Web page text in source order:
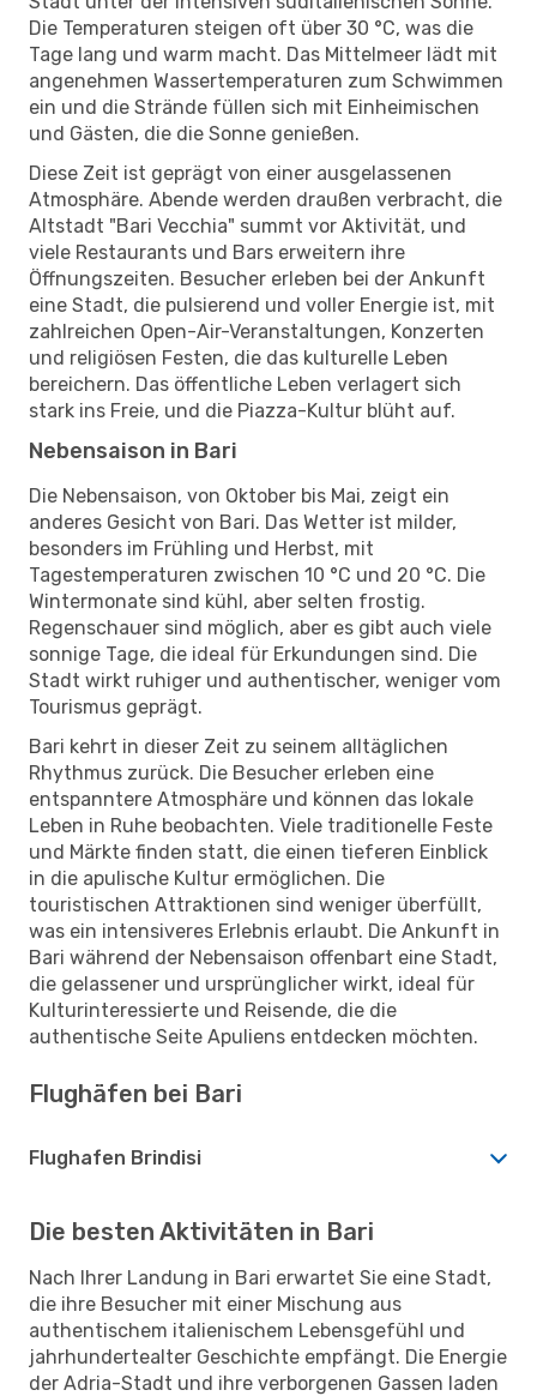
Die Temperaturen steigen oft über 30 °C, was die
Tage lang und warm macht. Das Mittelmeer lädt mit
angenehmen Wassertemperaturen zum Schwimmen
ein und die Strände füllen sich mit Einheimischen
und Gästen, die die Sonne genießen.
Diese Zeit ist geprägt von einer ausgelassenen
Atmosphäre. Abende werden draußen verbracht, die
Altstadt "Bari Vecchia" summt vor Aktivität, und
viele Restaurants und Bars erweitern ihre
Öffnungszeiten. Besucher erleben bei der Ankunft
eine Stadt, die pulsierend und voller Energie ist, mit
zahlreichen Open-Air-Veranstaltungen, Konzerten
und religiösen Festen, die das kulturelle Leben
bereichern. Das öffentliche Leben verlagert sich
stark ins Freie, und die Piazza-Kultur blüht auf.
Nebensaison in Bari
Die Nebensaison, von Oktober bis Mai, zeigt ein
anderes Gesicht von Bari. Das Wetter ist milder,
besonders im Frühling und Herbst, mit
Tagestemperaturen zwischen 10 °C und 20 °C. Die
Wintermonate sind kühl, aber selten frostig.
Regenschauer sind möglich, aber es gibt auch viele
sonnige Tage, die ideal für Erkundungen sind. Die
Stadt wirkt ruhiger und authentischer, weniger vom
Tourismus geprägt.
Bari kehrt in dieser Zeit zu seinem alltäglichen
Rhythmus zurück. Die Besucher erleben eine
entspanntere Atmosphäre und können das lokale
Leben in Ruhe beobachten. Viele traditionelle Feste
und Märkte finden statt, die einen tieferen Einblick
in die apulische Kultur ermöglichen. Die
touristischen Attraktionen sind weniger überfüllt,
was ein intensiveres Erlebnis erlaubt. Die Ankunft in
Bari während der Nebensaison offenbart eine Stadt,
die gelassener und ursprünglicher wirkt, ideal für
Kulturinteressierte und Reisende, die die
authentische Seite Apuliens entdecken möchten.
Flughäfen bei Bari
Flughafen Brindisi
Die besten Aktivitäten in Bari
Nach Ihrer Landung in Bari erwartet Sie eine Stadt,
die ihre Besucher mit einer Mischung aus
authentischem italienischem Lebensgefühl und
jahrhundertealter Geschichte empfängt. Die Energie
der Adria-Stadt und ihre verborgenen Gassen laden